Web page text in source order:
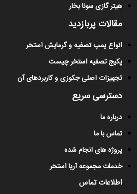
هیتر گازی سونا بخار
مقالات پربازدید
انواع پمپ تصفیه و گرمایش استخر
پکیج تصفیه استخر چیست
تجهیزات اصلی جکوزی و کاربردهای آن
دسترسی سریع
درباره ما
تماس با ما
پروژه های انجام شده
خدمات مجموعه آریا استخر
اطلاعات تماس